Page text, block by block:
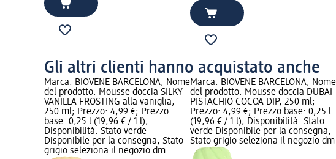
Gli altri clienti hanno acquistato anche
Marca: BIOVÈNE BARCELONA; Nome
del prodotto: Mousse doccia SILKY
VANILLA FROSTING alla vaniglia,
250 ml; Prezzo: 4,99 €; Prezzo
base: 0,25 l (19,96 € / 1 l);
Disponibilità: Stato verde
Disponibile per la consegna, Stato
grigio seleziona il negozio dm
Marca: BIOVÈNE BARCELONA; Nome
del prodotto: Mousse doccia DUBAI
PISTACHIO COCOA DIP, 250 ml;
Prezzo: 4,99 €; Prezzo base: 0,25 l
(19,96 € / 1 l); Disponibilità: Stato
verde Disponibile per la consegna,
Stato grigio seleziona il negozio dm